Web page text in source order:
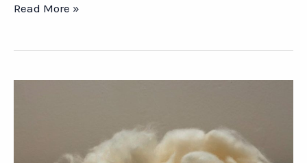
IBM
Read More »